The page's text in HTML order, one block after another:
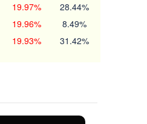
19.97% 28.44%
19.96% 8.49%
19.93% 31.42%